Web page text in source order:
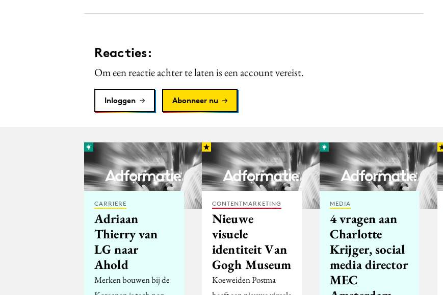
Reacties:
Om een reactie achter te laten is een account vereist.
Inloggen Abonneer nu
CARRIERE
Adriaan
Thierry van
LG naar
Ahold
Merken bouwen bij de
CONTENTMARKETING
Nieuwe
visuele
identiteit Van
Gogh Museum
Koeweiden Postma
MEDIA
4 vragen aan
Charlotte
Krijger, social
media director
MEC